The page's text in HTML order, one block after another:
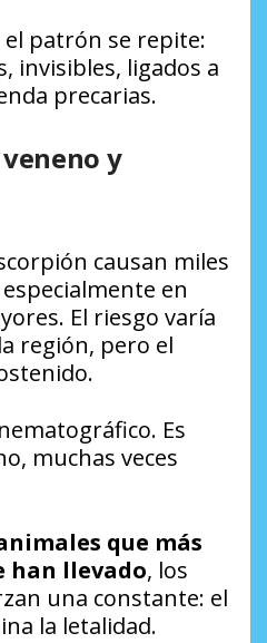
patrón se repite:
invisibles, ligados a
precarias.
y
causan miles
en
El riesgo varía
región, pero el
Es
muchas veces
que más
han llevado, los
una constante: el
la letalidad.